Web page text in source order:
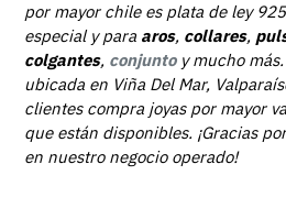
por mayor chile es plata de ley
especial y para aros, collares,
colgantes, conjunto y mucho más.
ubicada en Viña Del Mar,
clientes compra joyas por mayor
que están disponibles. ¡Gracias
en nuestro negocio operado!